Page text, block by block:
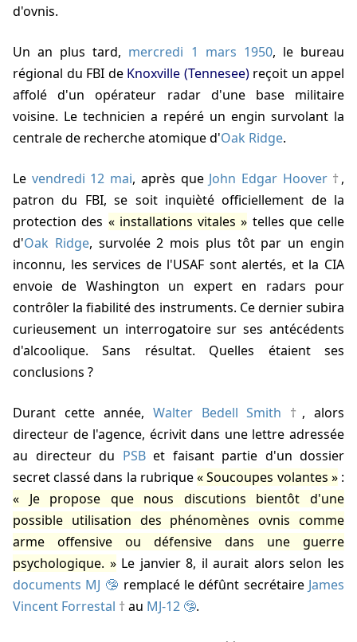
d'ovnis.
Un an plus tard, mercredi 1 mars 1950, le bureau
régional du FBI de Knoxville (Tennesee)reçoit un appel
affolé d'un opérateur radar d'une base militaire
voisine. Le technicien a repéré un engin survolant la
centrale de recherche atomique d'Oak Ridge.
Le vendredi 12 mai, après que John Edgar Hoover
,
patron du FBI, se soit inquièté officiellement de la
protection des
installations vitales
telles que celle
d'Oak Ridge, survolée 2 mois plus tôt par un engin
inconnu, les services de l'USAF sont alertés, et la CIA
envoie de Washington un expert en radars pour
contrôler la fiabilité des instruments. Ce dernier subira
curieusement un interrogatoire sur ses antécédents
d'alcoolique. Sans résultat. Quelles étaient ses
conclusions ?
Durant cette année, Walter Bedell Smith
, alors
directeur de l'agence, écrivit dans une lettre adressée
au directeur du PSBet faisant partie d'un dossier
secret classé dans la rubrique Soucoupes volantes :
Je propose que nous discutions bientôt d'une
possible utilisation des phénomènes ovnis comme
arme offensive ou défensive dans une guerre
psychologique.
Le janvier 8, il aurait alors selon les
documents MJ
remplacé le défûnt secrétaire James
Vincent Forrestal
au MJ-12 .